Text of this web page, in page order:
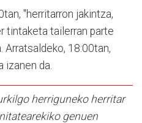
"herritarron jakintza,
tintaketa tailerran parte
Arratsaldeko, 18:00tan,
izanen da.
herriguneko herritar
genuen